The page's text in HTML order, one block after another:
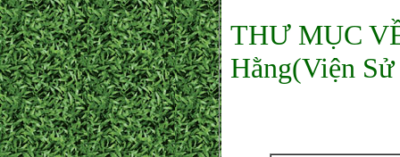
THƯ MỤC
Hằng(Viện